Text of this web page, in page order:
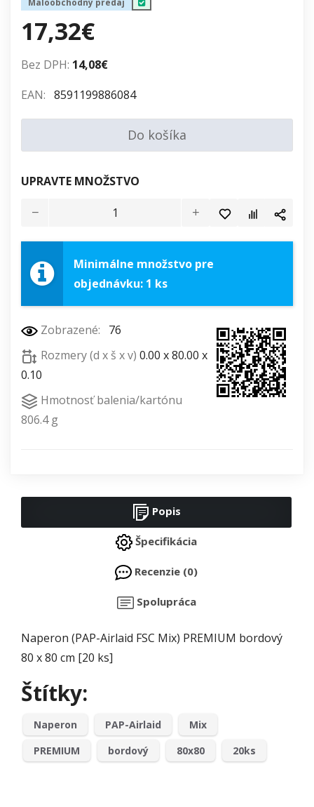
Maloobchodný predaj
17,32€
Bez DPH: 14,08€
EAN: 8591199886084
Do košíka
UPRAVTE MNOŽSTVO
Minimálne množstvo pre
objednávku: 1 ks
Zobrazené:
76
Rozmery (d x š x v) 0.00 x 80.00 x
0.10
Hmotnosť balenia/kartónu
806.4 g
Popis
Špecifikácia
Recenzie (0)
Spolupráca
Naperon (PAP-Airlaid FSC Mix) PREMIUM bordový
80 x 80 cm [20 ks]
Štítky:
Naperon PAP-Airlaid
Mix
PREMIUM
bordový 80x80 20ks